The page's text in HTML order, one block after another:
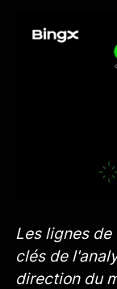
Les lignes
clés de
direction du